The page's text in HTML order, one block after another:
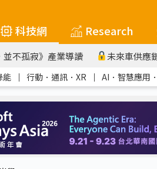
科技網 Research
並不孤寂》產業導讀 未來車供應
能 ｜ 行動．通訊．XR ｜ AI．智慧應用